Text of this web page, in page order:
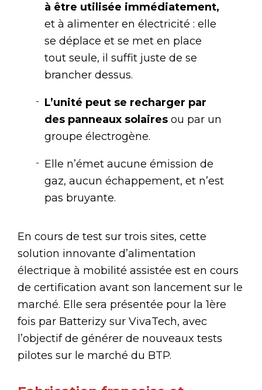
à être utilisée immédiatement,
et à alimenter en électricité : elle
se déplace et se met en place
tout seule, il suffit juste de se
brancher dessus.
L’unité peut se recharger par
des panneaux solairesou par un
groupe électrogène.
Elle n’émet aucune émission de
gaz, aucun échappement, et n’est
pas bruyante.
En cours de test sur trois sites, cette
solution innovante d’alimentation
électrique à mobilité assistée est en cours
de certification avant son lancement sur le
marché. Elle sera présentée pour la 1ère
fois par Batterizy sur VivaTech, avec
l’objectif de générer de nouveaux tests
pilotes sur le marché du BTP.